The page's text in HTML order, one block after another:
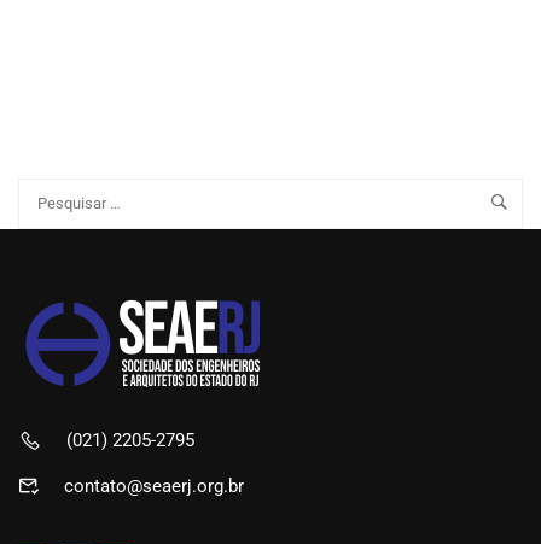
(021) 2205-2795
contato@seaerj.org.br